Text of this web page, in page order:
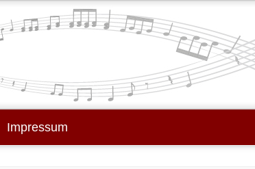
Impressum